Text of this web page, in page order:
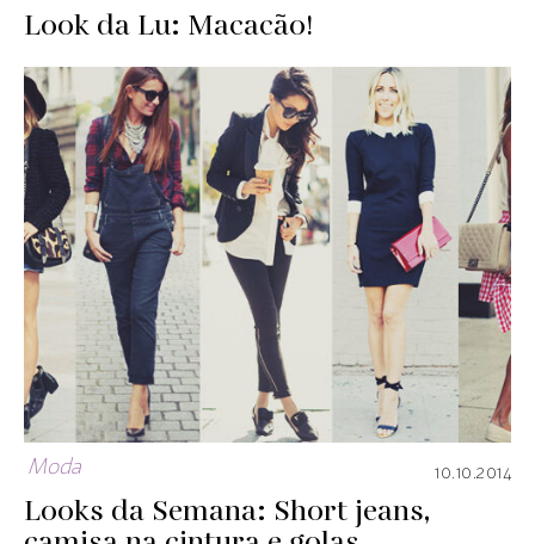
Look da Lu: Macacão!
Moda 10.10.2014
Looks da Semana: Short jeans,